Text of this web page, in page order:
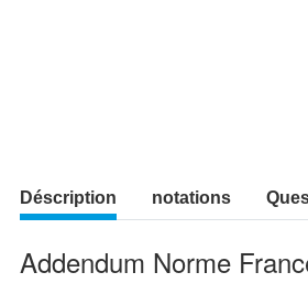
Déscription notations
Addendum Norme